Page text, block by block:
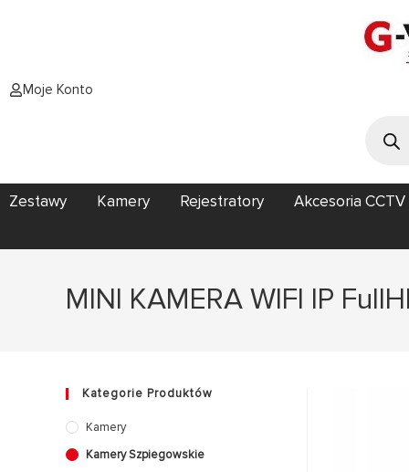
Moje Konto
Zestawy Kamery Rejestratory Akcesoria CCTV
MINI KAMERA WIFI IP
Kategorie Produktów
Kamery
Kamery Szpiegowskie